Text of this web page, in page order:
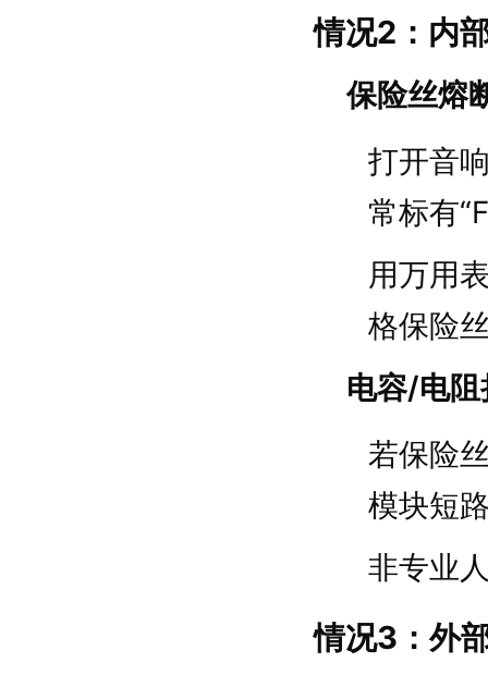
情况2：内
保险丝熔
打开音
常标有
用万用
格保险
电容/电阻
若保险
模块短
非专业
情况3：外